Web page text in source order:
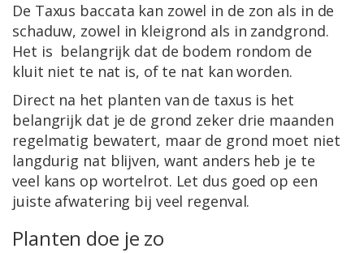
De Taxus baccata kan zowel in de zon als in de
schaduw, zowel in kleigrond als in zandgrond.
Het is belangrijk dat de bodem rondom de
kluit niet te nat is, of te nat kan worden.
Direct na het planten van de taxus is het
belangrijk dat je de grond zeker drie maanden
regelmatig bewatert, maar de grond moet niet
langdurig nat blijven, want anders heb je te
veel kans op wortelrot. Let dus goed op een
juiste afwatering bij veel regenval.
Planten doe je zo